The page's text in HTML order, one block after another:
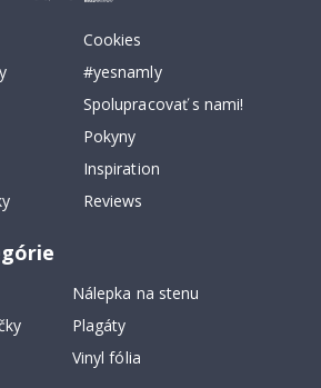
Cookies
#yesnamly
Spolupracovať s nami!
Pokyny
Inspiration
Reviews
Nálepka na stenu
Plagáty
Vinyl fólia